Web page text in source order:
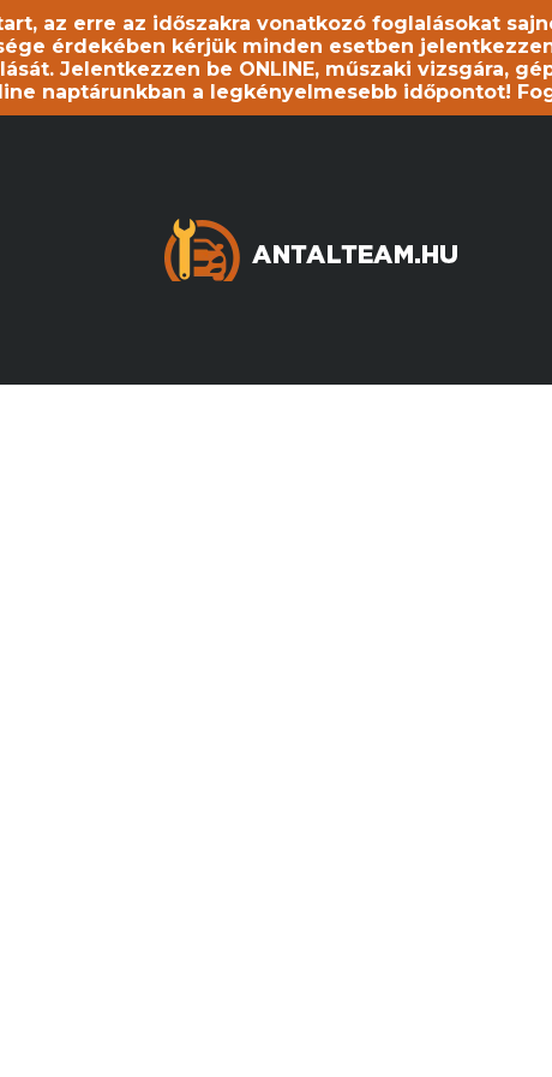
az erre az időszakra vonatkozó foglalásokat
érdekében kérjük minden esetben
Jelentkezzen be ONLINE, műszaki vizsgára,
naptárunkban a legkényelmesebb időpontot!